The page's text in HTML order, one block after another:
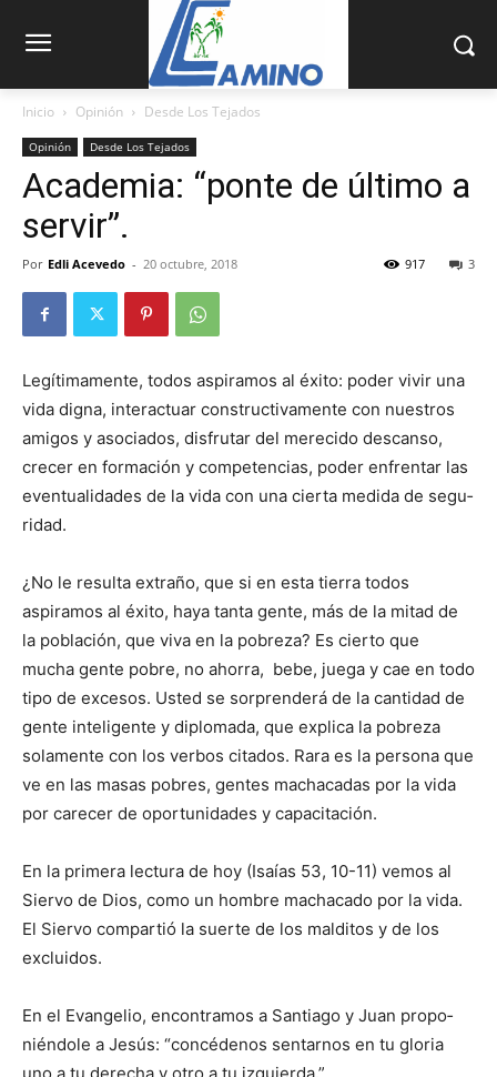
Inicio Opinión Desde Los Tejados
Opinión Desde Los Tejados
Academia: “ponte de último a
servir”.
Por Edli Acevedo - 20 octubre, 2018 3
917
Legítimamente, todos aspira­mos al éxito: poder vivir una
vida digna, interactuar constructivamente con nuestros
amigos y asociados, disfrutar del merecido descanso,
crecer en formación y competencias, poder en­frentar las
even­tualidades de la vida con una cierta medida de segu­
ridad.
¿No le resulta extraño, que si en esta tierra todos
aspiramos al éxito, haya tanta gente, más de la mitad de
la población, que viva en la pobreza? Es cierto que
mucha gente pobre, no aho­rra, bebe, juega y cae en todo
tipo de excesos. Usted se sorprenderá de la cantidad de
gente inteli­gente y diplomada, que ex­plica la pobreza
solamente con los verbos citados. Rara es la perso­na que
ve en las masas po­bres, gentes machacadas por la vida
por carecer de oportuni­dades y capacitación.
En la primera lectura de hoy (Isaías 53, 10-11) vemos al
Sier­vo de Dios, como un hombre machacado por la vida.
El Sier­vo compartió la suerte de los malditos y de los
excluidos.
En el Evangelio, encontra­mos a Santiago y Juan propo­
niéndole a Jesús: “concédenos sentarnos en tu gloria